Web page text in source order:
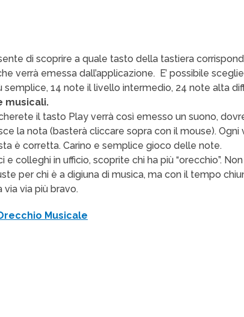
di scoprire a quale tasto della tastiera
verrà emessa dall’applicazione. E’ possibile
semplice, 14 note il livello intermedio, 24 note alta
musicali.
il tasto Play verrà così emesso un suono,
la nota (basterà cliccare sopra con il mouse). Ogni
è corretta. Carino e semplice gioco delle note.
e colleghi in ufficio, scoprite chi ha più “orecchio”.
per chi è a digiuna di musica, ma con il tempo
via via più bravo.
Musicale